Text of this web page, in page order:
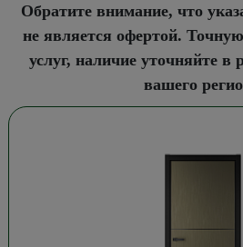
Обратите внимание, что
не является офертой.
услуг, наличие уточняйте в
вашего